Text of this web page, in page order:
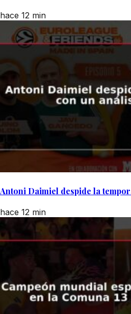
hace 12 min
Antoni Daimiel despide la
hace 12 min